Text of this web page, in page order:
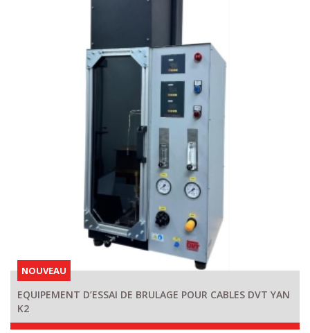
NOUVEAU
EQUIPEMENT D’ESSAI DE BRULAGE POUR CABLES DVT YAN
K2